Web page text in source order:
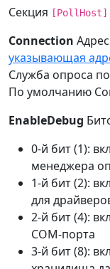
Секция [PollHost]
Connection
указывающая
Служба опроса
По умолчанию
EnableDebug
0-й бит (1):
менеджера
1-й бит (2):
для
2-й бит (4):
COM-порта
3-й бит (8):